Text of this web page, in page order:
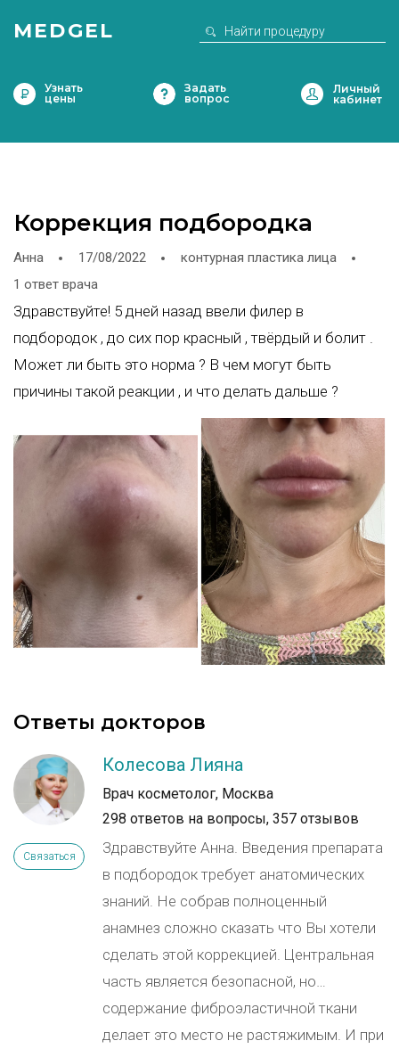
MEDGEL
Узнать
цены
Задать
вопрос
Коррекция подбородка
Анна 17/08/2022
контурная пластика лица
1 ответ врача
Здравствуйте! 5 дней назад ввели филер в
подбородок , до сих пор красный , твёрдый и болит .
Может ли быть это норма ? В чем могут быть
причины такой реакции , и что делать дальше ?
Ответы докторов
Связаться
Колесова Лияна
Врач косметолог, Москва
298 ответов на вопросы, 357 отзывов
Здравствуйте Анна. Введения препарата
в подбородок требует анатомических
знаний. Не собрав полноценный
анамнез сложно сказать что Вы хотели
сделать этой коррекцией. Центральная
часть является безопасной, но…
содержание фиброэластичной ткани
делает это место не растяжимым. И при